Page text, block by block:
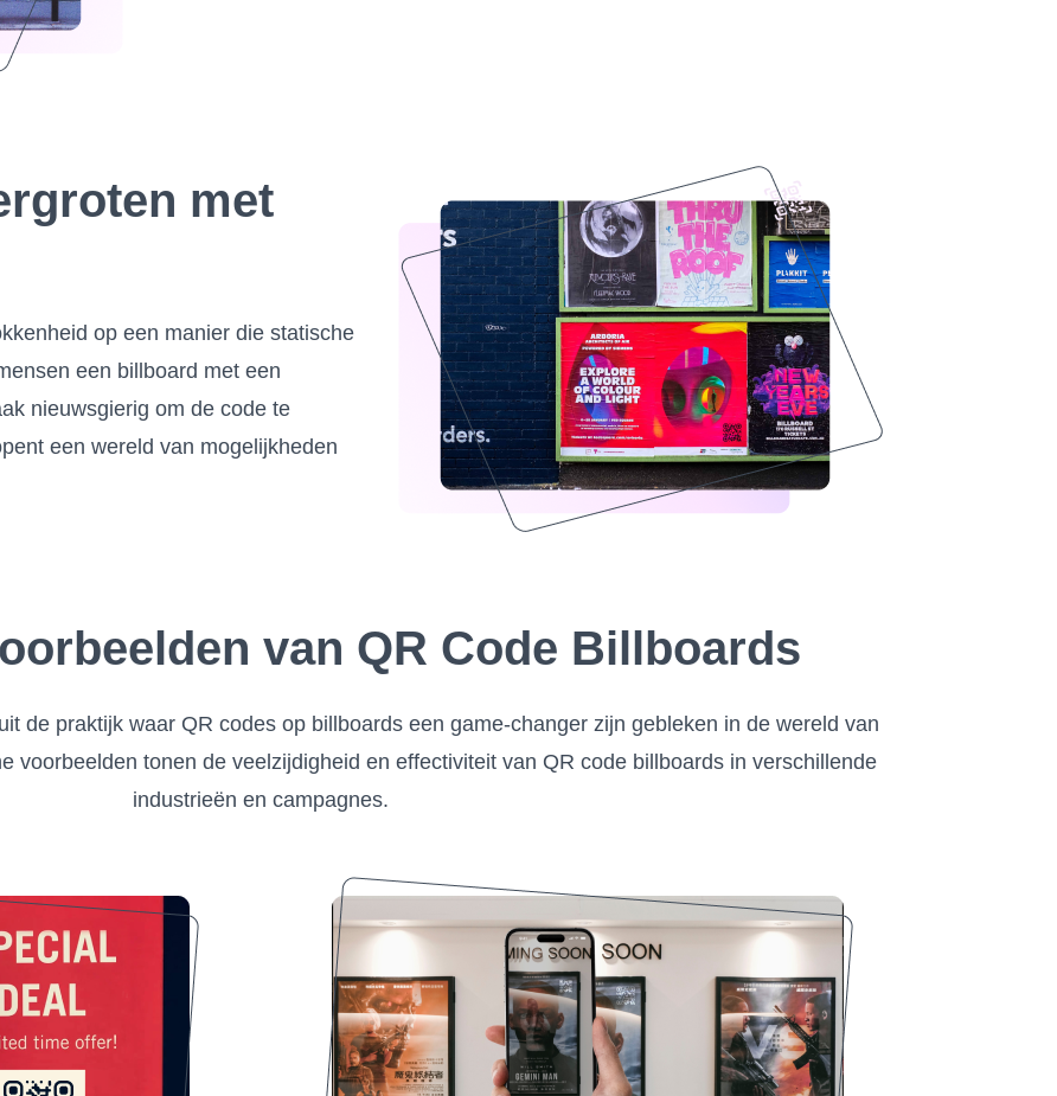
met
op een manier die statische
een billboard met een
nieuwsgierig om de code te
een wereld van mogelijkheden
van QR Code Billboards
de praktijk waar QR codes op billboards een game-changer zijn gebleken in de wereld van
voorbeelden tonen de veelzijdigheid en effectiviteit van QR code billboards in verschillende
industrieën en campagnes.